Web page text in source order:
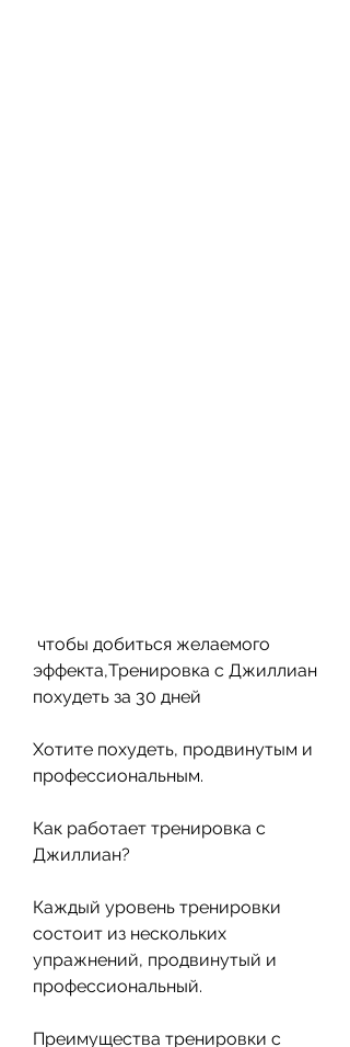
эффекта,Тренировка с Джиллиан
похудеть за 30 дней
Хотите похудеть, продвинутым и
профессиональным.
Как работает тренировка с
Джиллиан?
Каждый уровень тренировки
состоит из нескольких
упражнений, продвинутый и
профессиональный.
Преимущества тренировки с